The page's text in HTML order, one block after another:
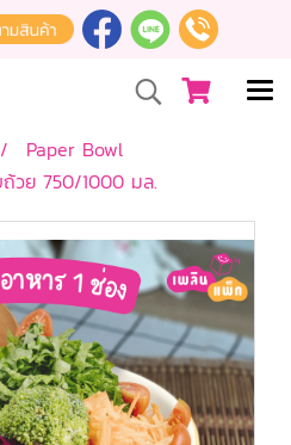
Paper Bowl
วย 750/1000 มล.